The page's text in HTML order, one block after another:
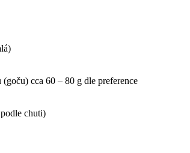
cca 60 – 80 g dle preference
chuti)